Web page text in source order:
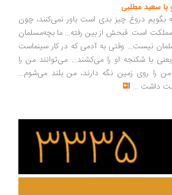
مطلبی
دروغ چیز بدی است باور نمی‌کنند، چون
قبحش از بین رفته... ما بچه‌مسلمان
وقتی به آدمی که در کار سینماست
شکنجه او را می‌کشند... می‌توانند من را
روی زمین نگه دارند، من بلند می‌شوم...
...